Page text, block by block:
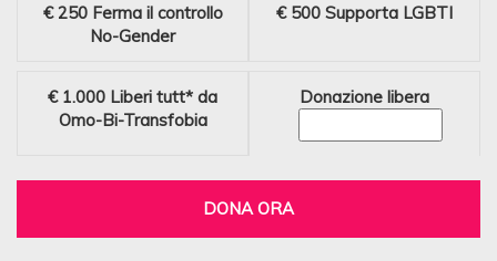
€ 250 Ferma il controllo
No-Gender
€ 500 Supporta LGBTI
€ 1.000 Liberi tutt* da
Omo-Bi-Transfobia
Donazione libera
DONA ORA